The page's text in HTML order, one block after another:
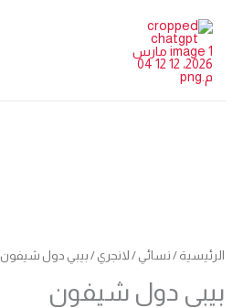
المحتوى
الرئيسية / نسائي / لانجري / بيبي دول شيفون
بيبي دول شيفون